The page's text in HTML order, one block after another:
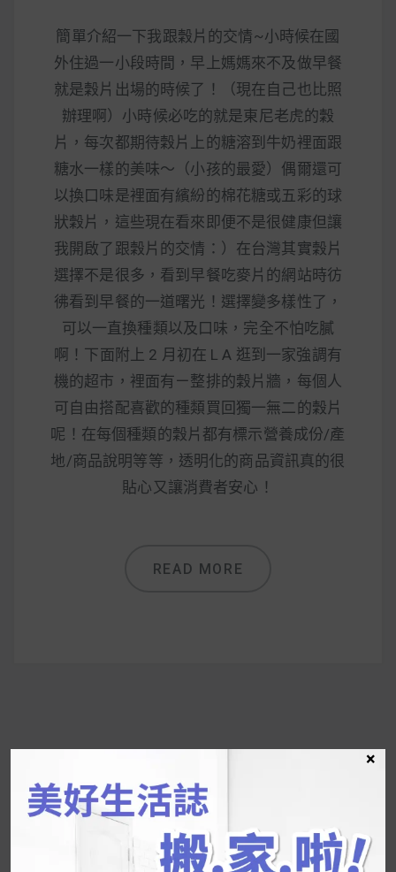
蔬食純素營養
純素料理食譜
蔬食純素餐廳推薦
簡單介紹一下我跟穀片的交情~小時候在國
外住過一小段時間，早上媽媽來不及做早餐
就是穀片出場的時候了！（現在自己也比照
辦理啊）小時候必吃的就是東尼老虎的穀
片，每次都期待穀片上的糖溶到牛奶裡面跟
糖水一樣的美味～（小孩的最愛）偶爾還可
以換口味是裡面有繽紛的棉花糖或五彩的球
狀穀片，這些現在看來即便不是很健康但讓
我開啟了跟穀片的交情：）在台灣其實穀片
選擇不是很多，看到早餐吃麥片的網站時彷
彿看到早餐的一道曙光！選擇變多樣性了，
可以一直換種類以及口味，完全不怕吃膩
啊！下面附上 2 月初在 L A 逛到一家強調有
機的超市，裡面有ㄧ整排的穀片牆，每個人
可自由搭配喜歡的種類買回獨一無二的穀片
呢！在每個種類的穀片都有標示營養成份/產
地/商品說明等等，透明化的商品資訊真的很
貼心又讓消費者安心！
READ MORE
UrMart 為你打造理想生活
×